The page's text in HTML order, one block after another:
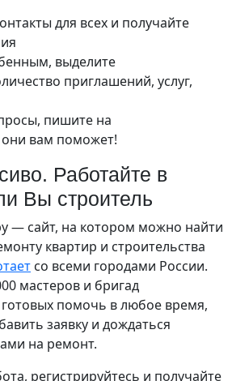
для всех и получайте
выделите
приглашений, услуг,
пишите на
вам поможет!
Работайте в
Вы строитель
— сайт, на котором можно найти
квартир и строительства
со всеми городами России.
мастеров и бригад
помочь в любое время,
заявку и дождаться
на ремонт.
регистрируйтесь и получайте